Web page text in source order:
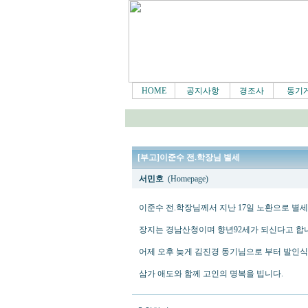
HOME 공지사항 경조사 동기
[부고]이준수 전.학장님 별세
서민호 (Homepage)
이준수 전.학장님께서 지난 17일 노환으로 별
장지는 경남산청이며 향년92세가 되신다고 합
어제 오후 늦게 김진경 동기님으로 부터 발인
삼가 애도와 함께 고인의 명복을 빕니다.